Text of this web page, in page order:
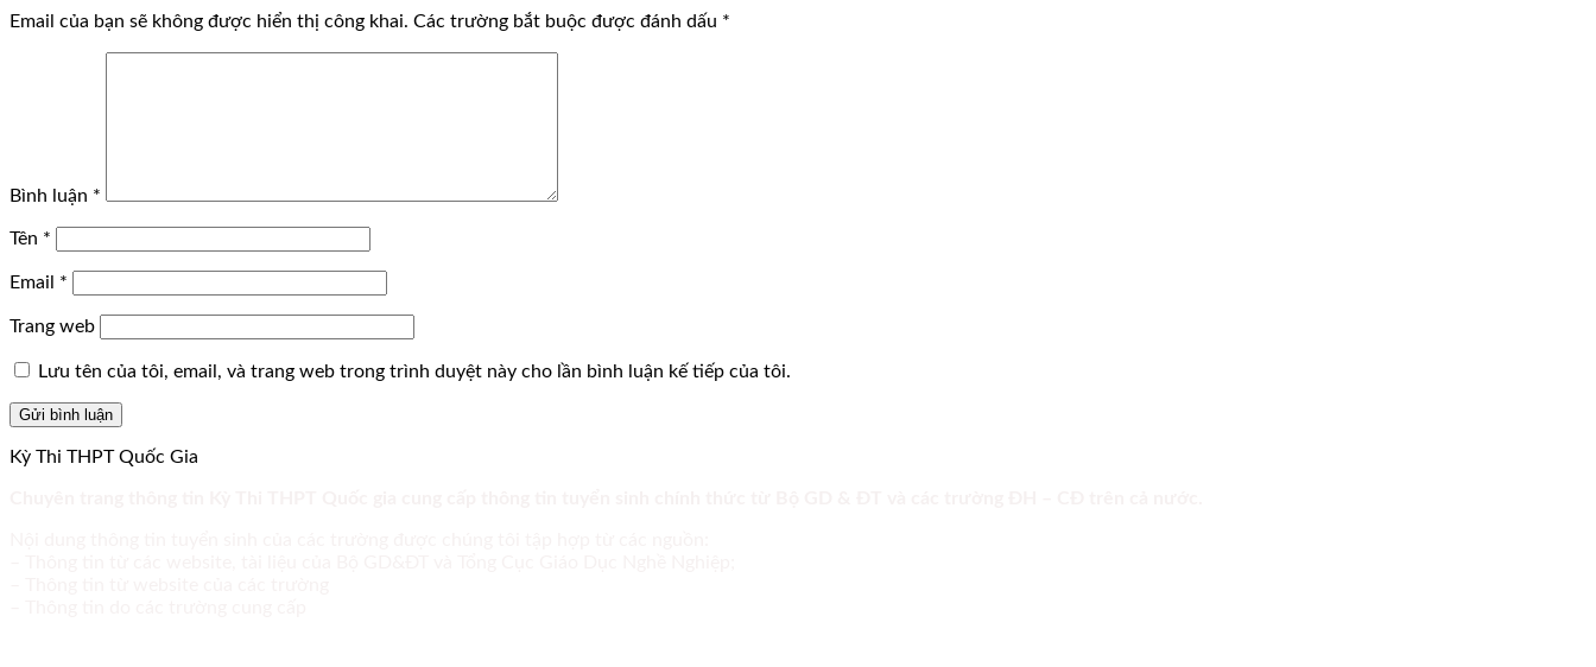
Email của bạn sẽ không được hiển thị công khai. Các trường bắt buộc được đánh dấu *
Bình luận *
Tên *
Email *
Trang web
Lưu tên của tôi, email, và trang web trong trình duyệt này cho lần bình luận kế tiếp của tôi.
Kỳ Thi THPT Quốc Gia